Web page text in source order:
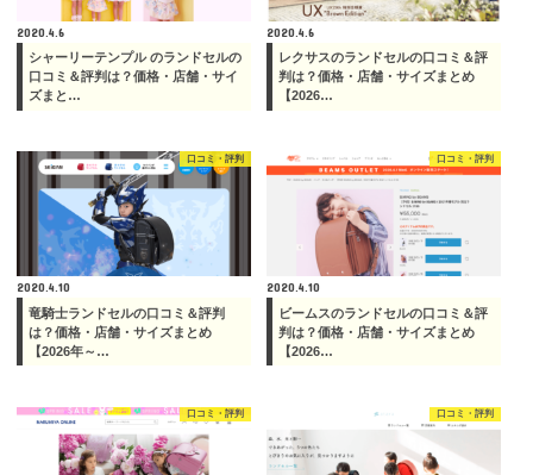
2020.4.6
シャーリーテンプル のランドセルの
口コミ＆評判は？価格・店舗・サイ
ズまと…
2020.4.6
レクサスのランドセルの口コミ＆評
判は？価格・店舗・サイズまとめ
【2026…
口コミ・評判
2020.4.10
竜騎士ランドセルの口コミ＆評判
は？価格・店舗・サイズまとめ
【2026年～…
口コミ・評判
2020.4.10
ビームスのランドセルの口コミ＆評
判は？価格・店舗・サイズまとめ
【2026…
口コミ・評判 口コミ・評判